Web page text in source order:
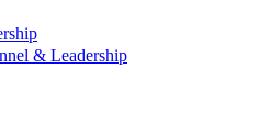
& Leadership